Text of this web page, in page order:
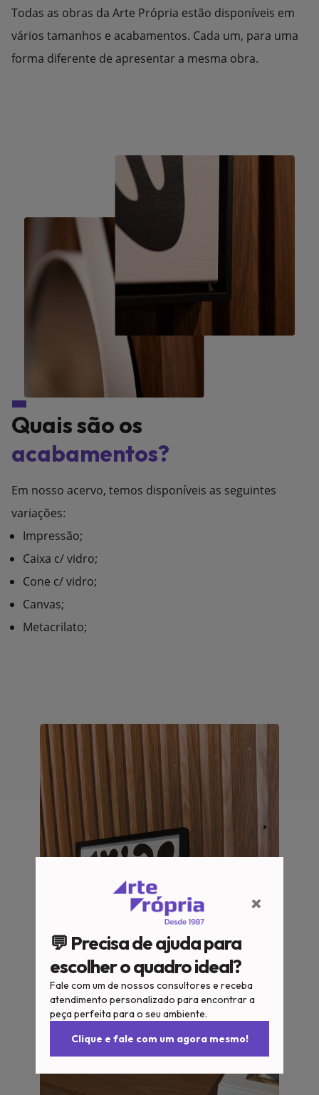
×
💬 Precisa de ajuda para
escolher o quadro ideal?
Fale com um de nossos consultores e receba
atendimento personalizado para encontrar a
peça perfeita para o seu ambiente.
Clique e fale com um agora mesmo!
Todas as obras da Arte Própria estão disponíveis em
vários tamanhos e acabamentos. Cada um, para uma
forma diferente de apresentar a mesma obra.
Quais são os
acabamentos?
Em nosso acervo, temos disponíveis as seguintes
variações:
Impressão;
Caixa c/ vidro;
Cone c/ vidro;
Canvas;
Metacrilato;